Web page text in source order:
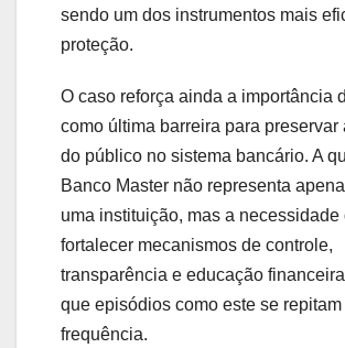
sendo um dos instrumentos mais
proteção.
O caso reforça ainda a importância
como última barreira para preservar
do público no sistema bancário. A
Banco Master não representa
uma instituição, mas a necessidade
fortalecer mecanismos de controle,
transparência e educação
que episódios como este se
frequência.